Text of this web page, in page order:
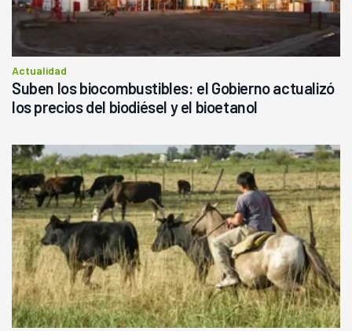
Actualidad
Suben los biocombustibles: el Gobierno actualizó
los precios del biodiésel y el bioetanol